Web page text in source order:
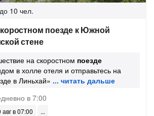
до 10 чел.
поезде к Южной
стене
на скоростном поезде
в холле отеля и отправьтесь на
в Линьхай»
в 7:00
авг в 07:00